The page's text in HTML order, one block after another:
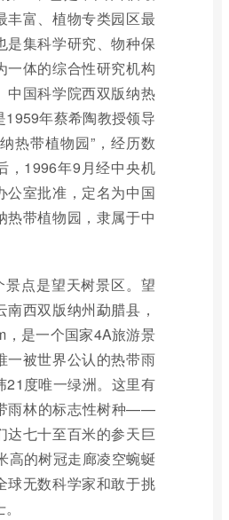
丰富、植物专类园区最
是集科学研究、物种保
一体的综合性研究机构
中国科学院西双版纳热
1959年蔡希陶教授领导
热带植物园”，经历数
，1996年9月经中央机
公室批准，定名为中国
热带植物园，隶属于中
景点是望天树景区。望
南西双版纳州勐腊县，
，是一个国家4A旅游景
一被世界公认的热带雨
21度唯一绿洲。这里有
雨林的标志性树种——
达七十至百米的参天巨
高的树冠走廊凌空蜿蜒
球无数科学家和敢于挑